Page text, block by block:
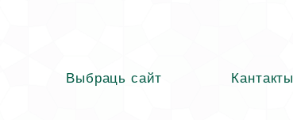
Выбраць сайт Кантакты